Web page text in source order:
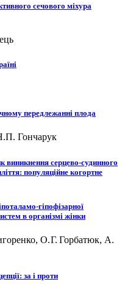
сечового міхура
передлежанні плода
Гончарук
виникнення серцево-судинного
популяційне когортне
гіпофізарної
в організмі жінки
О. Г. Горбатюк, А.
за і проти